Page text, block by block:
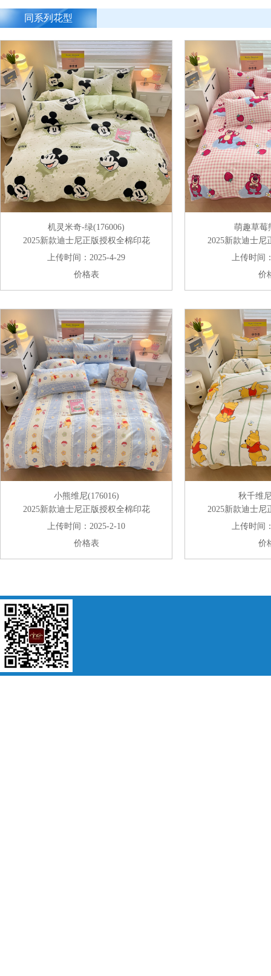
同系列花型
机灵米奇-绿(176006)
2025新款迪士尼正版授权全棉印花
上传时间：2025-4-29
价格表
萌趣草莓
2025新款迪士尼
上传时间
价
小熊维尼(176016)
2025新款迪士尼正版授权全棉印花
上传时间：2025-2-10
价格表
秋千维
2025新款迪士尼
上传时间
价